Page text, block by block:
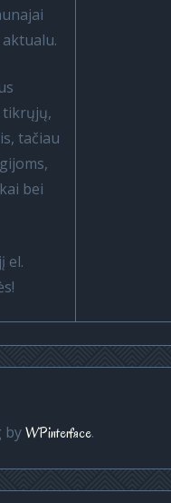
tikrųjų,
tačiau
bei
el.
by WPinterface.